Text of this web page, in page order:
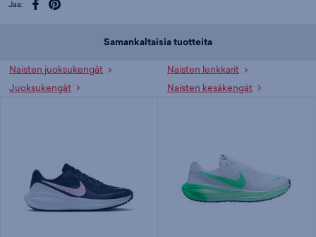
Jaa:
Samankaltaisia tuotteita
Naisten juoksukengät
Naisten lenkkarit
Juoksukengät
Naisten kesäkengät